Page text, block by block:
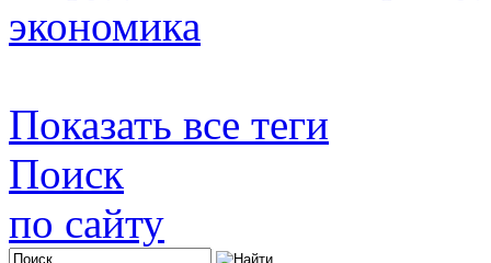
экономика
Показать все теги
Поиск
по сайту